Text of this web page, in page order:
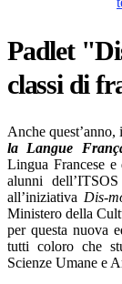
Padlet
classi di
Anche
la Langue
Lingua Francese
alunni
all’iniziativa Dis-
Ministero della
per questa nuova
tutti coloro che
Scienze Umane e